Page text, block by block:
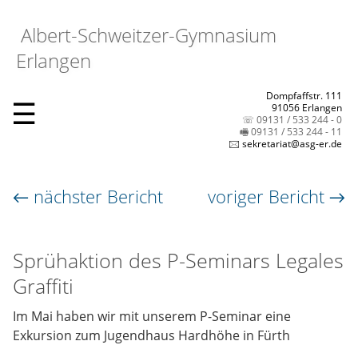
Albert-Schweitzer-Gymnasium
Erlangen
☰
Dompfaffstr. 111
91056 Erlangen
☏ 09131 / 533 244 - 0
🖷 09131 / 533 244 - 11
🖂 sekretariat@asg-er.de
← nächster Bericht voriger Bericht →
Sprühaktion des P-Seminars Legales
Graffiti
Im Mai haben wir mit unserem P-Seminar eine
Exkursion zum Jugendhaus Hardhöhe in Fürth